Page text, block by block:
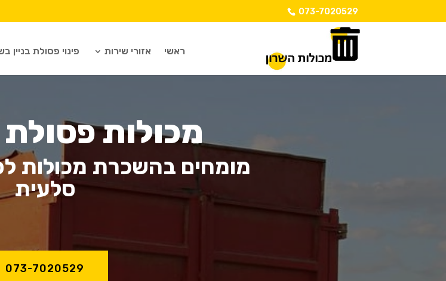
073-7020529
ראשי אזורי שירות פינוי פסולת בניין
מכולות
מומחים בהשכרת מכולות
סלעית
073-7020529